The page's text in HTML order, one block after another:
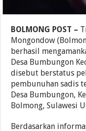
BOLMONG POST –
Mongondow
berhasil
Desa Bumbungon
disebut berstatus
pembunuhan sadis
Desa Bumbungon,
Bolmong, Sulawesi
Berdasarkan